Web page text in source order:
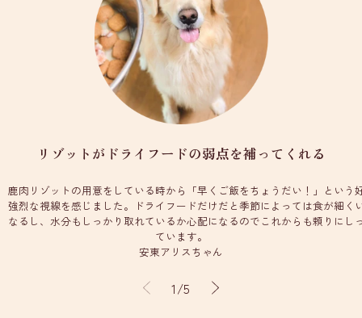
リゾットがドライフードの弱点を補ってくれる
鹿肉リゾットの用意をしている時から「早くご飯をちょうだい！」という
強烈な視線を感じました。ドライフードだけだと季節によっては食が細く
なるし、水分もしっかり取れているか心配になるのでこれからも頼りにし
ています。
安東アリスちゃん
1/の
5